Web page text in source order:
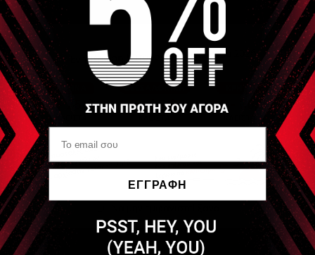
Αναλυτική Περιγραφή
Διαστάσεις : 44x20x22 cm Υλικό: Μαλακό ύφασμα
Είδες Πρόσφατα
REHABMEDIC
Τσάντα πρώτων
βοηθειών μπαούλο
ΕΓΓΡΑΦΗ